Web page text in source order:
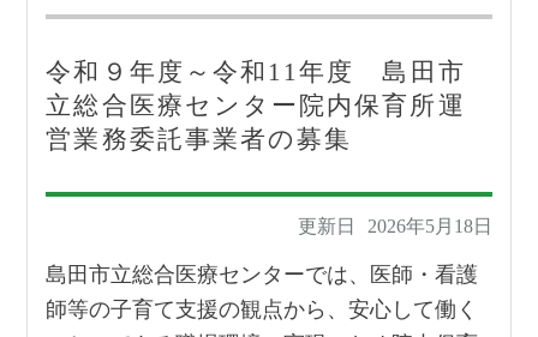
入院・面会 診療科・部門
令和９年度～令和11年度 島田市
立総合医療センター院内保育所運
営業務委託事業者の募集
更新日 2026年5月18日
島田市立総合医療センターでは、医師・看護
師等の子育て支援の観点から、安心して働く